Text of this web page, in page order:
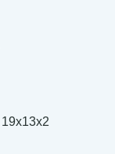
19x13x2